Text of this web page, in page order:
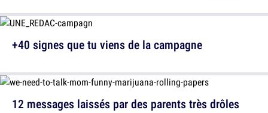
12 messages laissés par des parents très drôles
+40 signes que tu viens de la campagne